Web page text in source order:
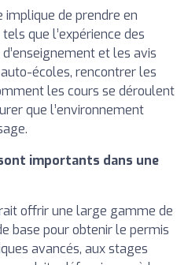
implique de prendre en
que l’expérience des
et les avis
écoles, rencontrer les
les cours se déroulent
que l’environnement
importants dans une
offrir une large gamme de
base pour obtenir le permis
avancés, aux stages